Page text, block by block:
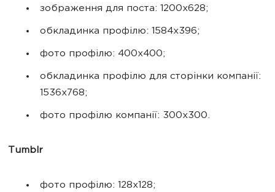
зображення для поста: 1200х628;
обкладинка профілю: 1584х396;
фото профілю: 400х400;
обкладинка профілю для сторінки компанії:
1536х768;
фото профілю компанії: 300х300.
Tumblr
фото профілю: 128x128;